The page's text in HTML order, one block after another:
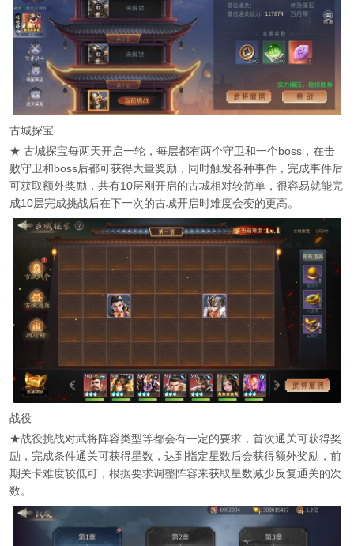
古城探宝
★ 古城探宝每两天开启一轮，每层都有两个守卫和一个boss，在击
败守卫和boss后都可获得大量奖励，同时触发各种事件，完成事件后
可获取额外奖励，共有10层刚开启的古城相对较简单，很容易就能完
成10层完成挑战后在下一次的古城开启时难度会变的更高。
战役
★战役挑战对武将阵容类型等都会有一定的要求，首次通关可获得奖
励，完成条件通关可获得星数，达到指定星数后会获得额外奖励，前
期关卡难度较低可，根据要求调整阵容来获取星数减少反复通关的次
数。